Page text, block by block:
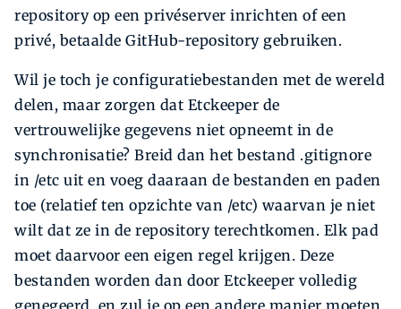
repository op een privé­server inrichten of een
privé, betaalde GitHub-repository gebruiken.
Wil je toch je configuratiebestanden met de wereld
delen, maar zorgen dat Etckeeper de
vertrouwelijke gegevens niet opneemt in de
synchronisatie? Breid dan het bestand .gitignore
in /etc uit en voeg daaraan de bestanden en paden
toe (relatief ten opzichte van /etc) waarvan je niet
wilt dat ze in de repository terechtkomen. Elk pad
moet daarvoor een eigen regel krijgen. Deze
bestanden worden dan door Etckeeper volledig
genegeerd, en zul je op een andere manier moeten